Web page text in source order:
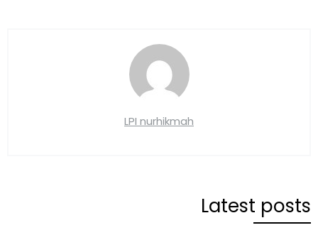
LPI nurhikmah
Latest posts